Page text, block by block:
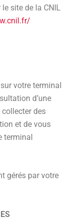
site de la CNIL
votre terminal
d’une
des
et de vous
terminal
gérés par votre